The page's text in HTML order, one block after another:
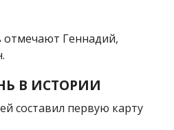
отмечают Геннадий,
В ИСТОРИИ
составил первую карту